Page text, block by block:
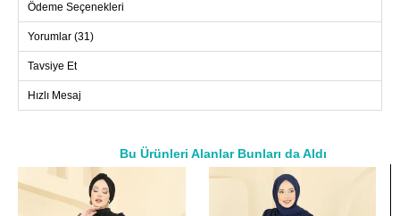
ABİYE BEDEN ÖLÇÜLERİ
(CM)
Beden
42
104 84
137
110 94
137
48
96
50
98
Ödeme Seçenekleri
Yorumlar (31)
Tavsiye Et
Hızlı Mesaj
Bu Ürünleri Alanlar Bunları da Aldı
a>